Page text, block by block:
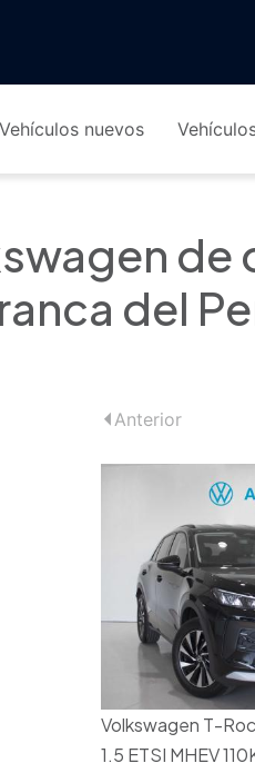
Vehículos nuevos
de
del
Anterior
Volkswagen T-Roc
1.5 ETSI MHEV